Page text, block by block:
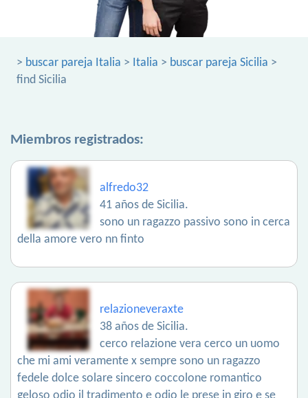
> buscar pareja Italia > Italia > buscar pareja Sicilia >
find Sicilia
Miembros registrados:
alfredo32
41 años de Sicilia.
sono un ragazzo passivo sono in cerca
della amore vero nn finto
relazioneveraxte
38 años de Sicilia.
cerco relazione vera cerco un uomo
che mi ami veramente x sempre sono un ragazzo
fedele dolce solare sincero coccolone romantico